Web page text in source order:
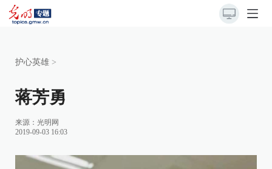
护心英雄 >
蒋芳勇
来源：光明网
2019-09-03 16:03